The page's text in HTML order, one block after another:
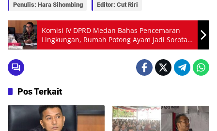
Penulis: Hara Sihombing Editor: Cut Riri
Komisi IV DPRD Medan Bahas Pencemaran
Lingkungan, Rumah Potong Ayam Jadi Sorotan
Utama
Pos Terkait